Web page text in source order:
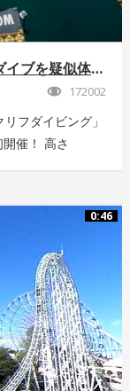
高さ28mからのぶっ飛んでるダイブを疑似体験！
172002
フダイビング」
催！ 高さ
0:46